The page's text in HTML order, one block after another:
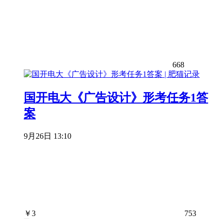
668
国开电大《广告设计》形考任务1答
案
9月26日 13:10
￥3 753